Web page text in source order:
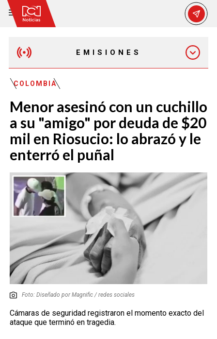
EMISIONES
EMISIÓN 12:30 PM
EMISIÓN 7:00 PM
EMISIÓN 11:30 PM
COLOMBIA
Menor asesinó con un cuchillo
a su "amigo" por deuda de $20
mil en Riosucio: lo abrazó y le
enterró el puñal
Foto: Diseñado por Magnific / redes sociales
Cámaras de seguridad registraron el momento exacto del
ataque que terminó en tragedia.